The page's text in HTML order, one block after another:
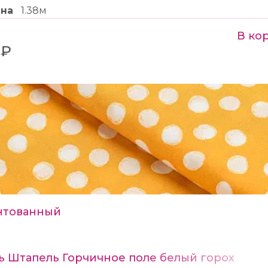
1.38м
В
Штапель Горчичное поле белый горох